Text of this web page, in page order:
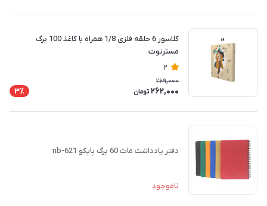
کلاسور 6 حلقه فلزی 1/8 همراه با کاغذ 100 برگ
مسترنوت
2
269,000
262,000 تومان 3٪
دفتر یادداشت مات 60 برگ پاپکو nb-621
ناموجود